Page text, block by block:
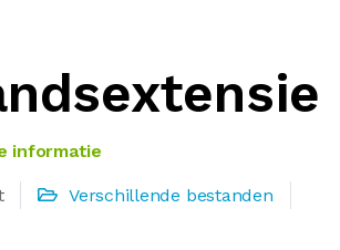
informatie
Verschillende bestanden